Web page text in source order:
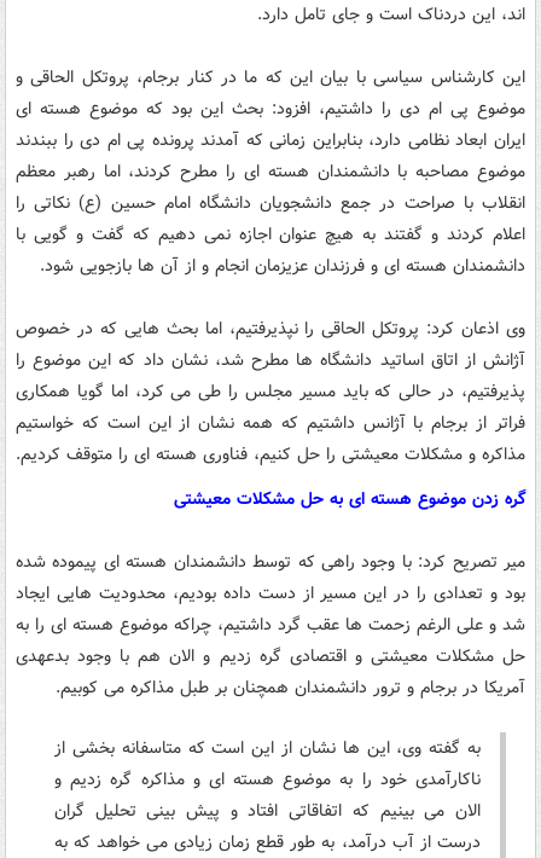
اند، این دردناک است و جای تامل دارد.
این کارشناس سیاسی با بیان این که ما در کنار برجام، پروتکل الحاقی و
موضوع پی ام دی را داشتیم، افزود: بحث این بود که موضوع هسته ای
ایران ابعاد نظامی دارد، بنابراین زمانی که آمدند پرونده پی ام دی را ببندند
موضوع مصاحبه با دانشمندان هسته ای را مطرح کردند، اما رهبر معظم
انقلاب با صراحت در جمع دانشجویان دانشگاه امام حسین (ع) نکاتی را
اعلام کردند و گفتند به هیچ عنوان اجازه نمی دهیم که گفت و گویی با
دانشمندان هسته ای و فرزندان عزیزمان انجام و از آن ها بازجویی شود.
وی اذعان کرد: پروتکل الحاقی را نپذیرفتیم، اما بحث هایی که در خصوص
آژانش از اتاق اساتید دانشگاه ها مطرح شد، نشان داد که این موضوع را
پذیرفتیم، در حالی که باید مسیر مجلس را طی می کرد، اما گویا همکاری
فراتر از برجام با آژانس داشتیم که همه نشان از این است که خواستیم
مذاکره و مشکلات معیشتی را حل کنیم، فناوری هسته ای را متوقف کردیم.
گره زدن موضوع هسته ای به حل مشکلات معیشتی
میر تصریح کرد: با وجود راهی که توسط دانشمندان هسته ای پیموده شده
بود و تعدادی را در این مسیر از دست داده بودیم، محدودیت هایی ایجاد
شد و علی الرغم زحمت ها عقب گرد داشتیم، چراکه موضوع هسته ای را به
حل مشکلات معیشتی و اقتصادی گره زدیم و الان هم با وجود بدعهدی
آمریکا در برجام و ترور دانشمندان همچنان بر طبل مذاکره می کوبیم.
به گفته وی، این ها نشان از این است که متاسفانه بخشی از
ناکارآمدی خود را به موضوع هسته ای و مذاکره گره زدیم و
الان می بینیم که اتفاقاتی افتاد و پیش بینی تحلیل گران
درست از آب درآمد، به طور قطع زمان زیادی می خواهد که به